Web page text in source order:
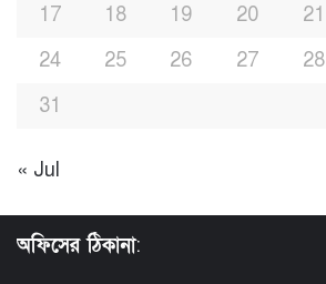
17
18 19 20 21
24
25 26 27 28
31
« Jul
অফিসের ঠিকানা: